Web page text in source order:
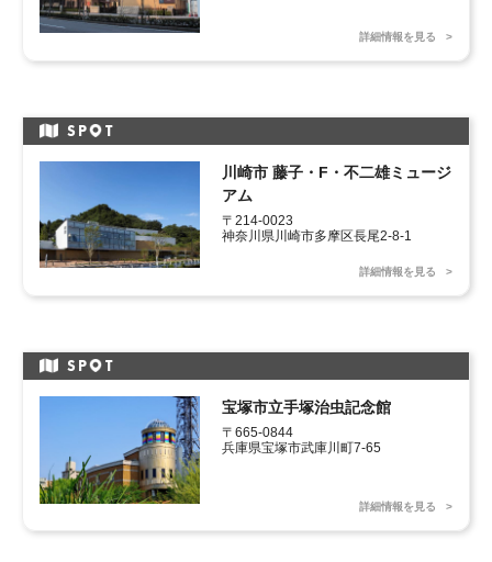
詳細情報を見る
SP T
川崎市 藤子・F・不二雄ミュージ
アム
〒214-0023
神奈川県川崎市多摩区長尾2-8-1
詳細情報を見る
SP T
宝塚市立手塚治虫記念館
〒665-0844
兵庫県宝塚市武庫川町7-65
詳細情報を見る